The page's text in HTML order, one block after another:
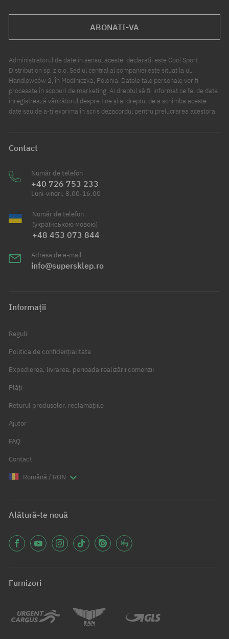
ABONATI-VA
Administratorul de date în sensul acestei declarații este Cool Sport
Distribution sp. z o.o. Sediul central al companiei este situat la ul.
Handlowców 2, în Modlniczka, Polonia. Datele tale personale vor fi
procesate în scopuri de marketing. Ai dreptul să fii informat ce fel de date
înregistrează vânzătorul despre tine și ai dreptul de a schimba aceste
date sau de a-ți exprima în scris dezacordul pentru prelucrarea acestora.
Contact
Număr de telefon
+40 726 753 233
Luni-vineri, 8.00-16.00
Număr de telefon
(українською мовою)
+48 453 073 844
Adresa de e-mail
info@supersklep.ro
Informații
Reguli
Politica de confidențialitate
Expedierea, livrarea, perioada realizării comenzii
Plăți
Returul produselor, reclamațiile
Ajutor
FAQ
Contact
Română / RON
Alătură-te nouă
Furnizori